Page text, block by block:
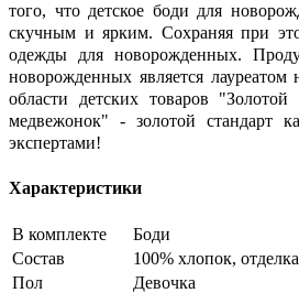
того, что детское боди для
скучным и ярким. Сохраняя при
одежды для новорожденных.
новорожденных является
области детских товаров
медвежонок" - золотой стандарт
экспертами!
Характеристики
В комплекте
Боди
Состав
100% хлопок,
Пол
Девочка